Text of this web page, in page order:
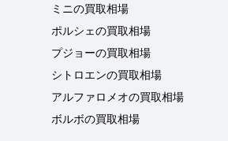
ミニの買取相場
ポルシェの買取相場
プジョーの買取相場
シトロエンの買取相場
アルファロメオの買取相場
ボルボの買取相場